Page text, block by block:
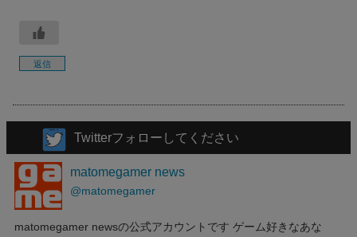
返信
Twitterフォローしてください
matomegamer news
@matomegamer
matomegamer newsの公式アカウントです ゲーム好きなあな